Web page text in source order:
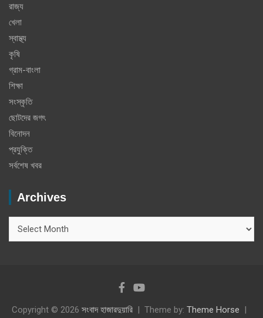
রাজ্য
খেলা
স্বাস্থ্য
কৃষি
গ্রাম-বাংলা
শিক্ষা
সংস্কৃতি
ছোটদের জগৎ
বিনোদন
প্রযুক্তি
সর্বশেষ খবর
Archives
Copyright © 2026 সংবাদ হাজারদুয়ারি Theme by: Theme Horse